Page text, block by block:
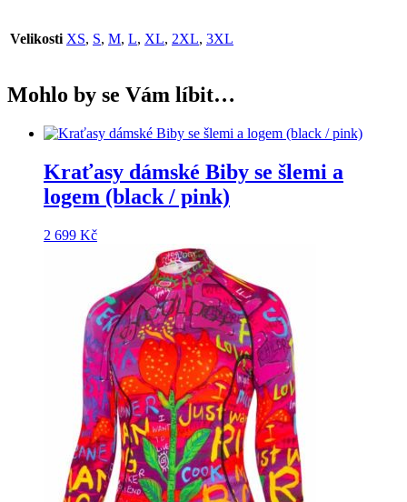
Velikosti XS, S, M, L, XL, 2XL, 3XL
Mohlo by se Vám líbit…
Kraťasy dámské Biby se šlemi a
logem (black / pink)
2 699 Kč